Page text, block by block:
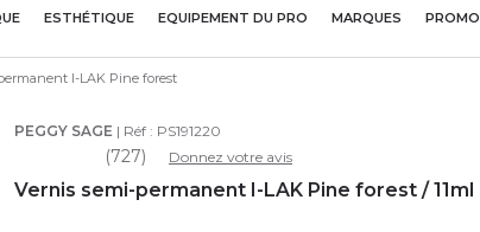
ESTHÉTIQUE EQUIPEMENT DU PRO MARQUES
I-LAK Pine forest
PEGGY SAGE | Réf : PS191220
(727) Donnez votre avis
Vernis semi-permanent I-LAK Pine forest / 11ml